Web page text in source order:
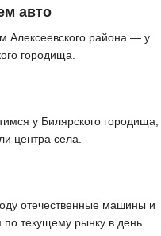
авто
Алексеевского района — у
городища.
у Билярского городища,
центра села.
отечественные машины и
текущему рынку в день